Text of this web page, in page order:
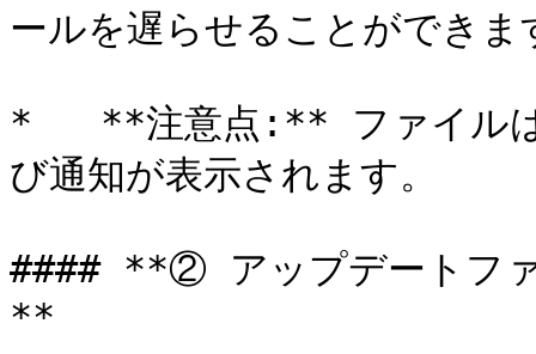
ールを遅らせることができま
*   **注意点:** ファイルは
び通知が表示されます。
#### **② アップデートファ
**